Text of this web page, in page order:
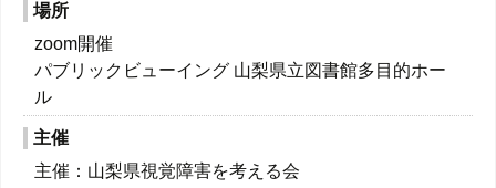
場所
zoom開催
パブリックビューイング 山梨県立図書館多目的ホー
ル
主催
主催：山梨県視覚障害を考える会